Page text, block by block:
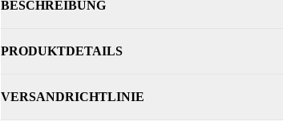
BESCHREIBUNG
PRODUKTDETAILS
VERSANDRICHTLINIE